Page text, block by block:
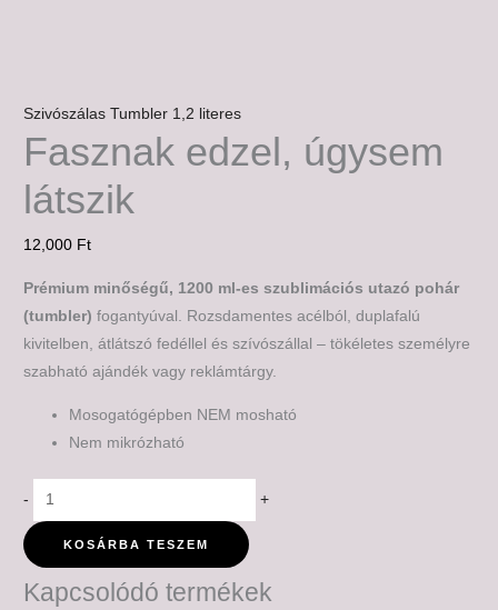
Szivószálas Tumbler 1,2 literes
Fasznak edzel, úgysem
látszik
12,000 Ft
Prémium minőségű, 1200 ml-es szublimációs utazó pohár
(tumbler) fogantyúval. Rozsdamentes acélból, duplafalú
kivitelben, átlátszó fedéllel és szívószállal – tökéletes személyre
szabható ajándék vagy reklámtárgy.
Mosogatógépben NEM mosható
Nem mikrózható
- +
KOSÁRBA TESZEM
Kapcsolódó termékek